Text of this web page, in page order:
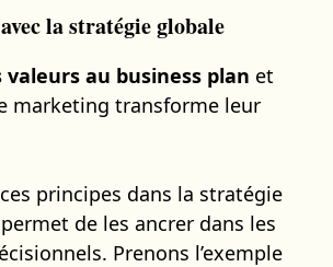
la stratégie globale
au business plan et
marketing transforme leur
principes dans la stratégie
de les ancrer dans les
Prenons l’exemple